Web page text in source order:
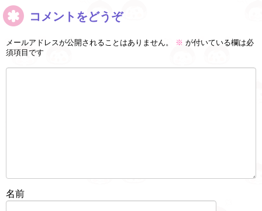
コメントをどうぞ
メールアドレスが公開されることはありません。 ※ が付いている欄は必
須項目です
名前